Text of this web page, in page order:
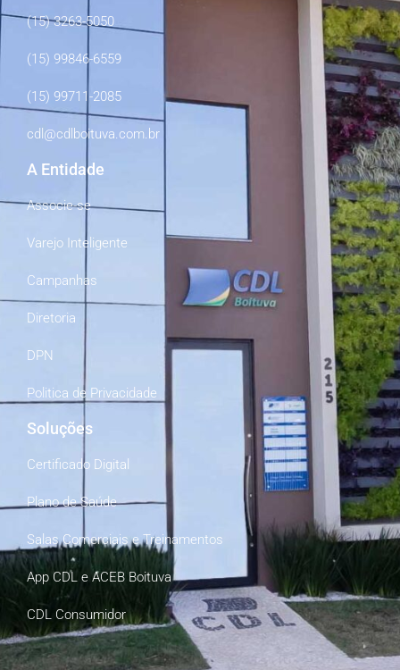
(15) 3263-5050
(15) 99846-6559
(15) 99711-2085
cdl@cdlboituva.com.br
A Entidade
Associe-se
Varejo Inteligente
Campanhas
Diretoria
DPN
Politica de Privacidade
Soluções
Certificado Digital
Plano de Saúde
Salas Comerciais e Treinamentos
App CDL e ACEB Boituva
CDL Consumidor